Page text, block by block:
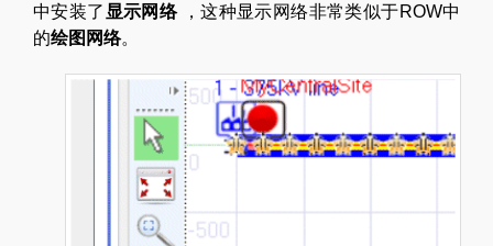
中安装了 显示网络，这种显示网络非常类似于ROW中
的绘图网络。